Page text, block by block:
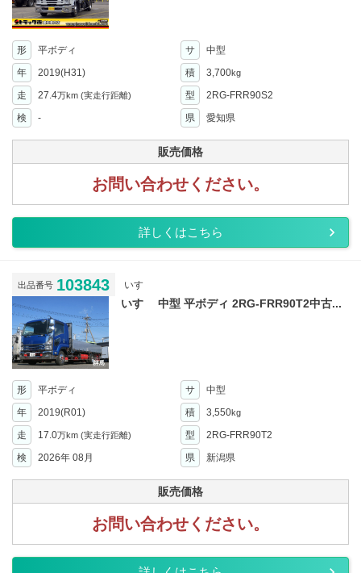
形 平ボディ サ
中型
年
2019(H31) 積 3,700kg
走 27.4万km (実走行距離) 型
2RG-FRR90S2
検
- 県 愛知県
販売価格
お問い合わせください。
詳しくはこちら
出品番号 103843 いすゞ
いすゞ 中型 平ボディ 2RG-FRR90T2中古...
形 平ボディ サ
中型
年
2019(R01) 積 3,550kg
走 17.0万km (実走行距離) 型
2RG-FRR90T2
検
2026年 08月 県 新潟県
販売価格
お問い合わせください。